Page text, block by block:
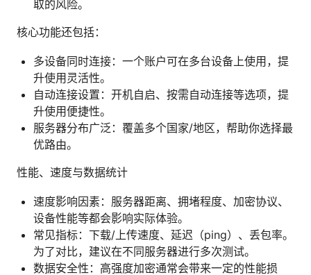
取的风险。
核心功能还包括：
多设备同时连接：一个账户可在多台设备上使用，提
升使用灵活性。
自动连接设置：开机自启、按需自动连接等选项，提
升使用便捷性。
服务器分布广泛：覆盖多个国家/地区，帮助你选择最
优路由。
性能、速度与数据统计
速度影响因素：服务器距离、拥堵程度、加密协议、
设备性能等都会影响实际体验。
常见指标：下载/上传速度、延迟（ping）、丢包率。
为了对比，建议在不同服务器进行多次测试。
数据安全性：高强度加密通常会带来一定的性能损